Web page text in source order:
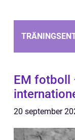
EM fotboll
20 september